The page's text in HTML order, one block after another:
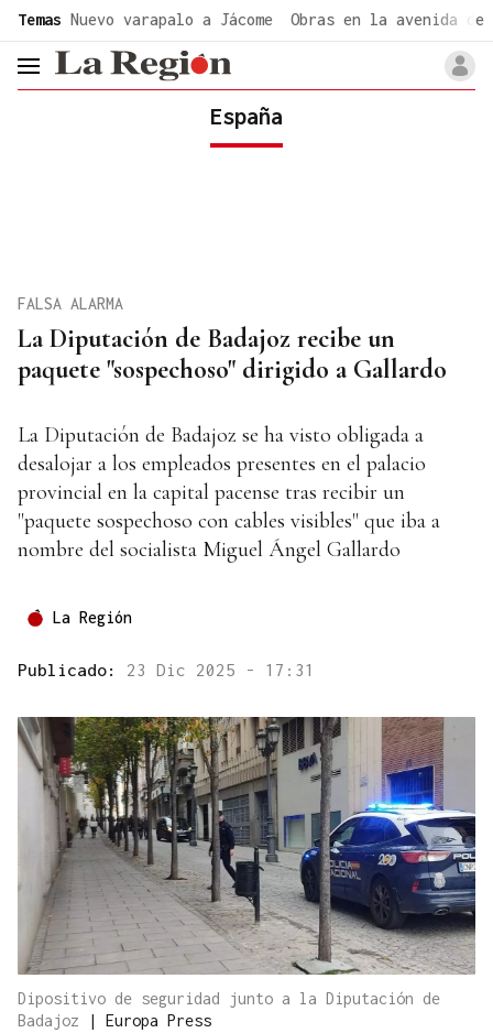
Temas Nuevo varapalo a Jácome Obras en la avenida de
header.menu.open
España
La Diputación de Badajoz recibe un
paquete "sospechoso" dirigido a Gallardo
FALSA ALARMA
La Diputación de Badajoz se ha visto obligada a
desalojar a los empleados presentes en el palacio
provincial en la capital pacense tras recibir un
"paquete sospechoso con cables visibles" que iba a
nombre del socialista Miguel Ángel Gallardo
La Región
Publicado: 23 Dic 2025 - 17:31
Dipositivo de seguridad junto a la Diputación de
Badajoz
| Europa Press